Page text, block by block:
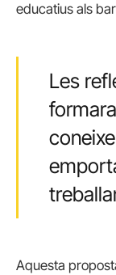
educatius als
Les
Aquesta